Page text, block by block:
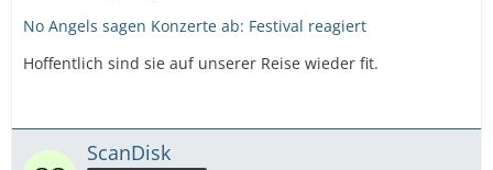
No Angels sagen Konzerte ab: Festival reagiert
Hoffentlich sind sie auf unserer Reise wieder fit.
ScanDisk